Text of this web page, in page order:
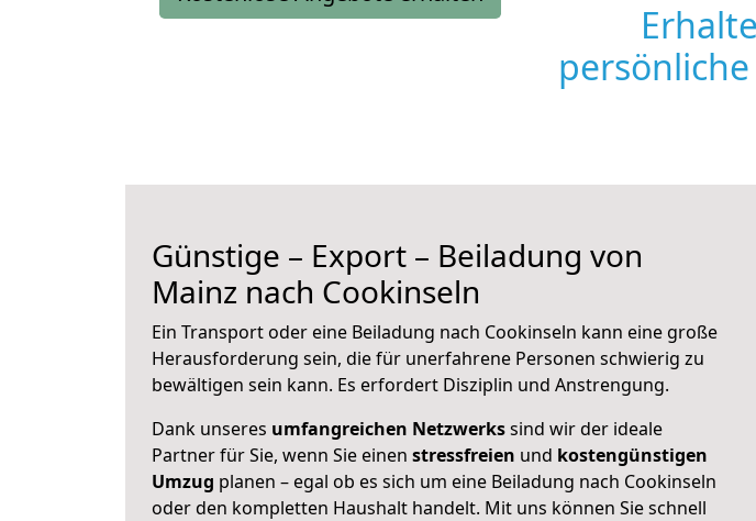
Günstige – Export – Beiladung von
Mainz nach Cookinseln
Ein Transport oder eine Beiladung nach Cookinseln kann eine große
Herausforderung sein, die für unerfahrene Personen schwierig zu
bewältigen sein kann. Es erfordert Disziplin und Anstrengung.
Dank unseres umfangreichen Netzwerkssind wir der ideale
Partner für Sie, wenn Sie einen stressfreien und kostengünstigen
Umzug planen – egal ob es sich um eine Beiladung nach Cookinseln
oder den kompletten Haushalt handelt. Mit uns können Sie schnell